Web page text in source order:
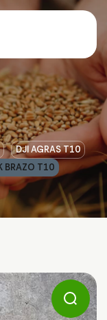
DJI AGRAS T10
BRAZO T10